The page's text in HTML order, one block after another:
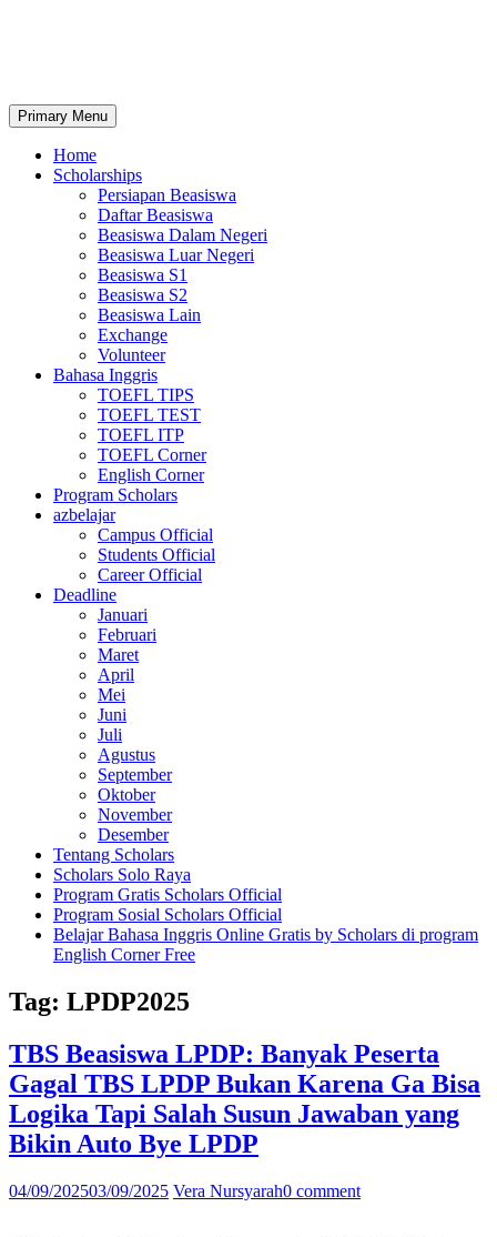
Primary Menu
Home
Scholarships
Persiapan Beasiswa
Daftar Beasiswa
Beasiswa Dalam Negeri
Beasiswa Luar Negeri
Beasiswa S1
Beasiswa S2
Beasiswa Lain
Exchange
Volunteer
Bahasa Inggris
TOEFL TIPS
TOEFL TEST
TOEFL ITP
TOEFL Corner
English Corner
Program Scholars
azbelajar
Campus Official
Students Official
Career Official
Deadline
Januari
Februari
Maret
April
Mei
Juni
Juli
Agustus
September
Oktober
November
Desember
Tentang Scholars
Scholars Solo Raya
Program Gratis Scholars Official
Program Sosial Scholars Official
Belajar Bahasa Inggris Online Gratis by Scholars di program
English Corner Free
Tag: LPDP2025
TBS Beasiswa LPDP: Banyak Peserta
Gagal TBS LPDP Bukan Karena Ga Bisa
Logika Tapi Salah Susun Jawaban yang
Bikin Auto Bye LPDP
04/09/202503/09/2025 Vera Nursyarah0 comment